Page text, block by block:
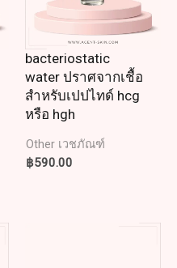
bacteriostatic
water ปราศจากเชื้อ
สำหรับเปปไทด์ hcg
หรือ hgh
Other เวชภัณฑ์
฿590.00